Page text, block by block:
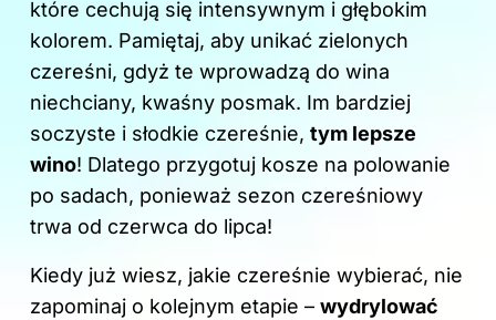
które cechują się intensywnym i głębokim
kolorem. Pamiętaj, aby unikać zielonych
czereśni, gdyż te wprowadzą do wina
niechciany, kwaśny posmak. Im bardziej
soczyste i słodkie czereśnie, tym lepsze
wino! Dlatego przygotuj kosze na polowanie
po sadach, ponieważ sezon czereśniowy
trwa od czerwca do lipca!
Kiedy już wiesz, jakie czereśnie wybierać, nie
zapominaj o kolejnym etapie – wydrylować